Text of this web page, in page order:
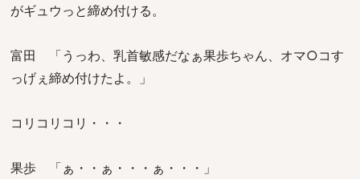
がギュウっと締め付ける。
富田 「うっわ、乳首敏感だなぁ果歩ちゃん、オマ○コす
っげぇ締め付けたよ。」
コリコリコリ・・・
果歩 「ぁ・・ぁ・・・ぁ・・・」